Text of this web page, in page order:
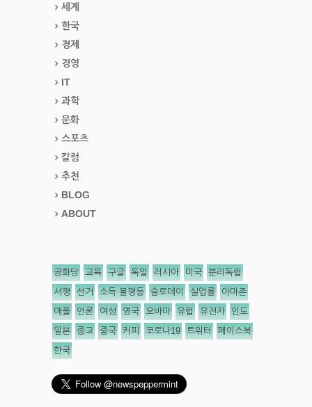
세계
한국
경제
경영
IT
과학
문화
스포츠
칼럼
추천
BLOG
ABOUT
공화당 교육 구글 독일 러시아 미국 분리독립
서평 선거 소득 불평등 슬로데이 실업률 아마존
애플 언론 여성 영국 오바마 유럽 유전자 인도
일본 종교 중국 커피 코로나19 트위터 페이스북
한국